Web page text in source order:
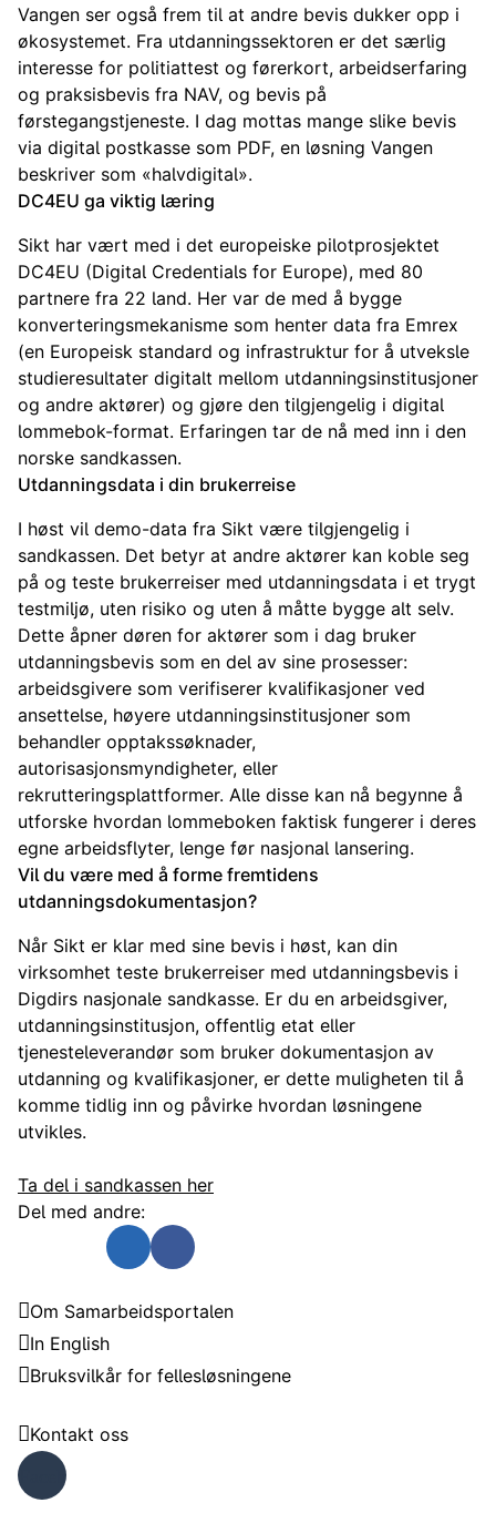
Vangen ser også frem til at andre bevis dukker opp i
økosystemet. Fra utdanningssektoren er det særlig
interesse for politiattest og førerkort, arbeidserfaring
og praksisbevis fra NAV, og bevis på
førstegangstjeneste. I dag mottas mange slike bevis
via digital postkasse som PDF, en løsning Vangen
beskriver som «halvdigital».
DC4EU ga viktig læring
Sikt har vært med i det europeiske pilotprosjektet
DC4EU (Digital Credentials for Europe), med 80
partnere fra 22 land. Her var de med å bygge
konverteringsmekanisme som henter data fra Emrex
(en Europeisk standard og infrastruktur for å utveksle
studieresultater digitalt mellom utdanningsinstitusjoner
og andre aktører) og gjøre den tilgjengelig i digital
lommebok-format. Erfaringen tar de nå med inn i den
norske sandkassen.
Utdanningsdata i din brukerreise
I høst vil demo-data fra Sikt være tilgjengelig i
sandkassen. Det betyr at andre aktører kan koble seg
på og teste brukerreiser med utdanningsdata i et trygt
testmiljø, uten risiko og uten å måtte bygge alt selv.
Dette åpner døren for aktører som i dag bruker
utdanningsbevis som en del av sine prosesser:
arbeidsgivere som verifiserer kvalifikasjoner ved
ansettelse, høyere utdanningsinstitusjoner som
behandler opptakssøknader,
autorisasjonsmyndigheter, eller
rekrutteringsplattformer. Alle disse kan nå begynne å
utforske hvordan lommeboken faktisk fungerer i deres
egne arbeidsflyter, lenge før nasjonal lansering.
Vil du være med å forme fremtidens
utdanningsdokumentasjon?
Når Sikt er klar med sine bevis i høst, kan din
virksomhet teste brukerreiser med utdanningsbevis i
Digdirs nasjonale sandkasse. Er du en arbeidsgiver,
utdanningsinstitusjon, offentlig etat eller
tjenesteleverandør som bruker dokumentasjon av
utdanning og kvalifikasjoner, er dette muligheten til å
komme tidlig inn og påvirke hvordan løsningene
utvikles.
Ta del i sandkassen her
Del med andre:
Send som e-post
Del på TwitterDel på Linkedin
Del på Facebook
Om Samarbeidsportalen
In English
Bruksvilkår for fellesløsningene
Kontakt oss
Faceb